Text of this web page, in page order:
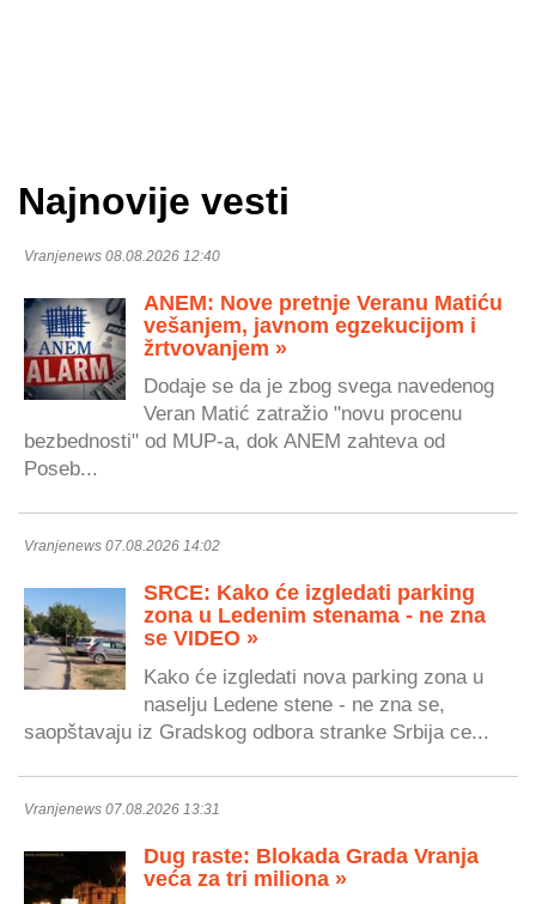
Najnovije vesti
Vranjenews 08.08.2026 12:40
ANEM: Nove pretnje Veranu Matiću
vešanjem, javnom egzekucijom i
žrtvovanjem »
Dodaje se da je zbog svega navedenog
Veran Matić zatražio "novu procenu
bezbednosti" od MUP-a, dok ANEM zahteva od
Poseb...
Vranjenews 07.08.2026 14:02
SRCE: Kako će izgledati parking
zona u Ledenim stenama - ne zna
se VIDEO »
Kako će izgledati nova parking zona u
naselju Ledene stene - ne zna se,
saopštavaju iz Gradskog odbora stranke Srbija ce...
Vranjenews 07.08.2026 13:31
Dug raste: Blokada Grada Vranja
veća za tri miliona »